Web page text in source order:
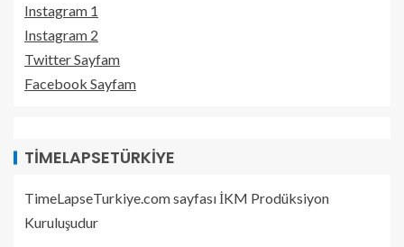
Instagram 1
Instagram 2
Twitter Sayfam
Facebook Sayfam
TIMELAPSETÜRKIYE
TimeLapseTurkiye.com sayfası İKM Prodüksiyon
Kuruluşudur